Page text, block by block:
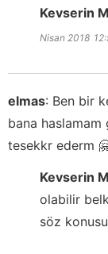
Kevserin
Nisan 2018
elmas: Ben bir
bana haslamam
tesekkr ederm
Kevserin
olabilir
söz konusu